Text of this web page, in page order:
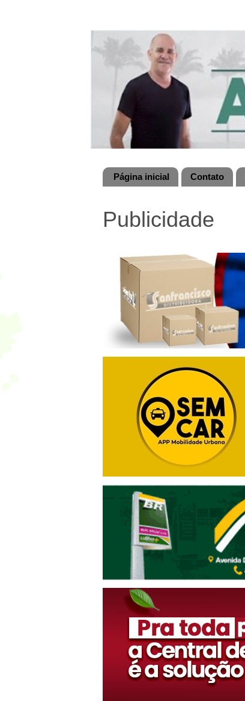
Página inicial Contato
Publicidade